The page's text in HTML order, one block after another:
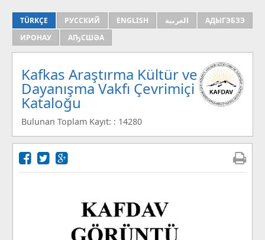
TÜRKÇE РУССКИЙ ENGLISH العربية
АДЫГЭБЗЭ
ИРОНАУ
АҦСШӘА
Kafkas Araştırma Kültür ve
Dayanışma Vakfı Çevrimiçi
Kataloğu
Bulunan Toplam Kayıt: : 14280